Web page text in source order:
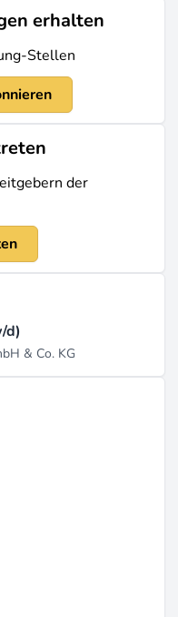
erhalten
Stellen
der
d)
& Co. KG